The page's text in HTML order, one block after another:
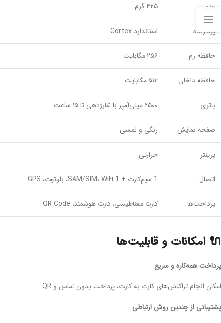
وزن ۴۲۵ گرم
پردازنده استاندارد Cortex
حافظه رم ۲۵۶ مگابایت
حافظه داخلی ۵۱۲ مگابایت
باتری ۲۵۰۰ میلی‌آمپر با شارژدهی تا ۱۵ ساعت
صفحه نمایش رنگی و لمسی
پرینتر حرارتی
اتصال 1 سیم‌کارت + 1 SAM/SIM، WiFi، بلوتوث، GPS
پرداخت‌ها کارت مغناطیسی، کارت هوشمند، QR Code
🔌 امکانات و قابلیت‌ها
پرداخت همه‌کاره و سریع
امکان انجام تراکنش‌های کارت به کارت، پرداخت بدون تماس و QR.
پشتیبانی از چندین روش ارتباطی